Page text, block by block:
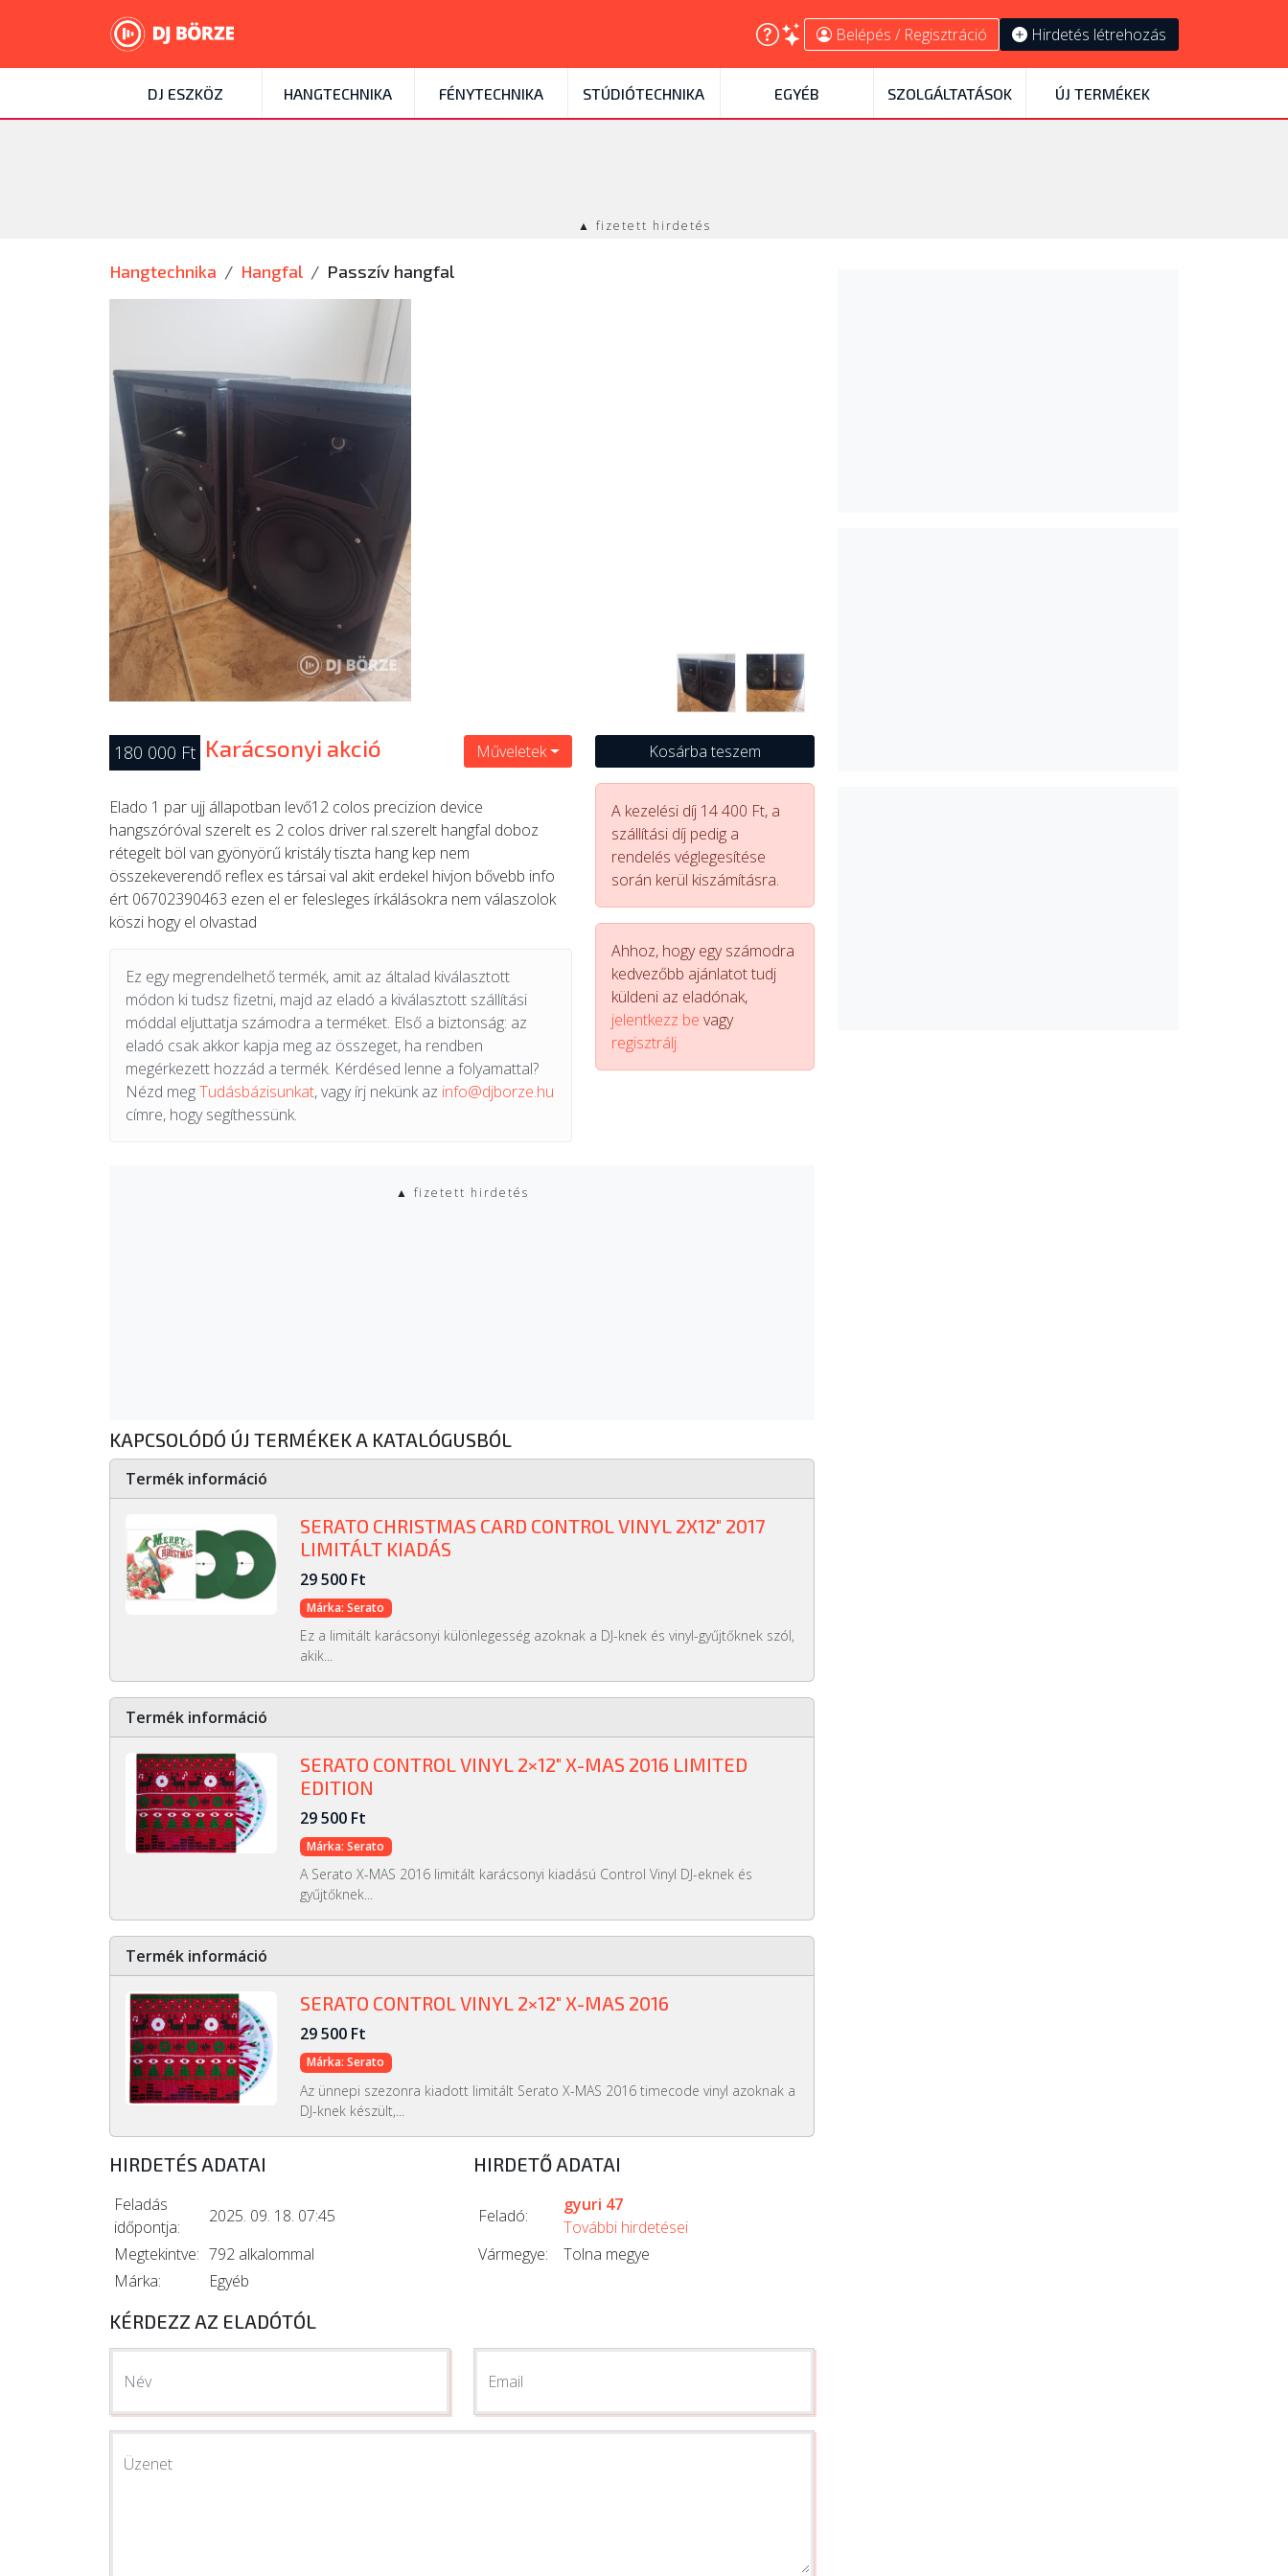
Belépés / Regisztráció Hirdetés létrehozás
DJ ESZKÖZ HANGTECHNIKA FÉNYTECHNIKA STÚDIÓTECHNIKA EGYÉB SZOLGÁLTATÁSOK ÚJ TERMÉKEK
▲ fizetett hirdetés
Hangtechnika Hangfal Passzív hangfal
180 000 Ft Karácsonyi akció Műveletek
Elado 1 par ujj állapotban levő12 colos precizion device
hangszóróval szerelt es 2 colos driver ral.szerelt hangfal doboz
rétegelt böl van gyönyörű kristály tiszta hang kep nem
összekeverendő reflex es társai val akit erdekel hivjon bővebb info
ért 06702390463 ezen el er felesleges írkálásokra nem válaszolok
köszi hogy el olvastad
Ez egy megrendelhető termék, amit az általad kiválasztott
módon ki tudsz fizetni, majd az eladó a kiválasztott szállítási
móddal eljuttatja számodra a terméket. Első a biztonság: az
eladó csak akkor kapja meg az összeget, ha rendben
megérkezett hozzád a termék. Kérdésed lenne a folyamattal?
Nézd megTudásbázisunkat, vagy írj nekünk az info@djborze.hu
címre, hogy segíthessünk.
Kosárba teszem
A kezelési díj 14 400 Ft, a
szállítási díj pedig a
rendelés véglegesítése
során kerül kiszámításra.
Ahhoz, hogy egy számodra
kedvezőbb ajánlatot tudj
küldeni az eladónak,
jelentkezz be vagy
regisztrálj.
▲ fizetett hirdetés
KAPCSOLÓDÓ ÚJ TERMÉKEK A KATALÓGUSBÓL
Termék információ
SERATO CHRISTMAS CARD CONTROL VINYL 2X12" 2017
LIMITÁLT KIADÁS
29 500 Ft
Márka: Serato
Ez a limitált karácsonyi különlegesség azoknak a DJ-knek és vinyl-gyűjtőknek szól,
akik...
Termék információ
SERATO CONTROL VINYL 2×12" X-MAS 2016 LIMITED
EDITION
29 500 Ft
Márka: Serato
A Serato X-MAS 2016 limitált karácsonyi kiadású Control Vinyl DJ-eknek és
gyűjtőknek...
Termék információ
SERATO CONTROL VINYL 2×12" X-MAS 2016
29 500 Ft
Márka: Serato
Az ünnepi szezonra kiadott limitált Serato X-MAS 2016 timecode vinyl azoknak a
DJ-knek készült,...
HIRDETÉS ADATAI
Feladás
időpontja:
2025. 09. 18. 07:45
Megtekintve: 792 alkalommal
Márka:
Egyéb
HIRDETŐ ADATAI
Feladó:
gyuri 47
További hirdetései
Vármegye:
Tolna megye
KÉRDEZZ AZ ELADÓTÓL
Név Email
Üzenet